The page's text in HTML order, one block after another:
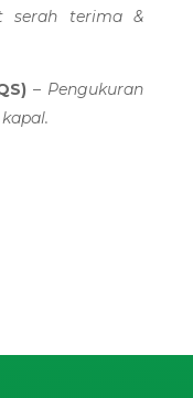
serah terima &
– Pengukuran